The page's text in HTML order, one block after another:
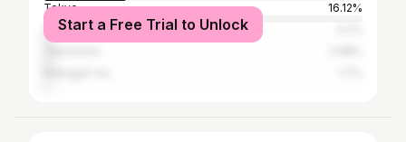
Tokyo
16.12%
Osaka
Start a Free Trial to Unlock